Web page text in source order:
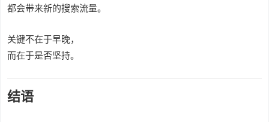
都会带来新的搜索流量。
关键不在于早晚，
而在于是否坚持。
结语